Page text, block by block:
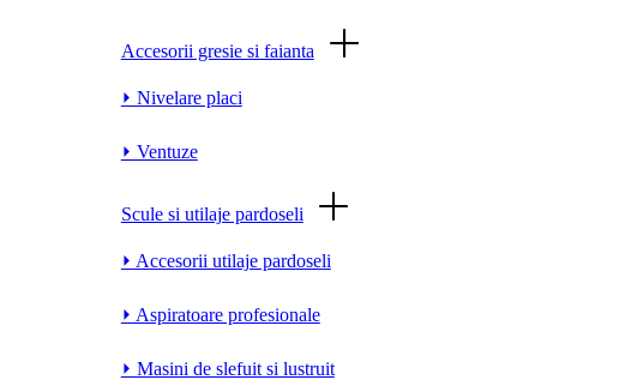
Accesorii gresie si faianta
⏵ Nivelare placi
⏵ Ventuze
Scule si utilaje pardoseli
⏵ Accesorii utilaje pardoseli
⏵ Aspiratoare profesionale
⏵ Masini de slefuit si lustruit